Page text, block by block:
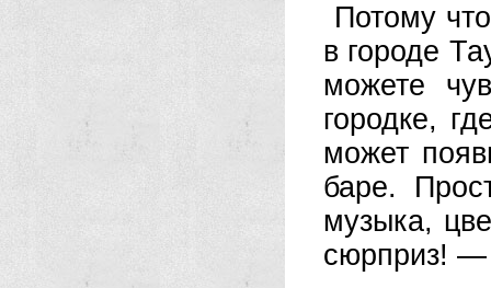
Потому
в городе
можете
городке,
может
баре.
музыка,
сюрприз! —